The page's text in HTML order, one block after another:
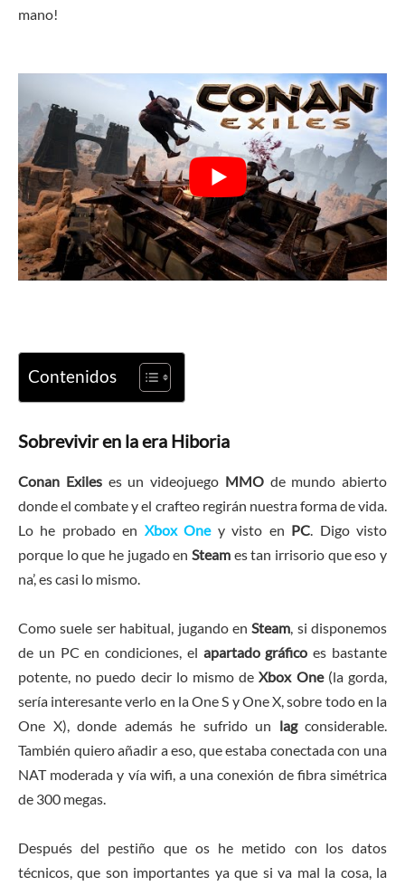
mano!
Contenidos
Sobrevivir en la era Hiboria
Conan Exileses un videojuego MMO de mundo abierto
donde el combate y el crafteo regirán nuestra forma de vida.
Lo he probado en Xbox One y visto en PC . Digo visto
porque lo que he jugado en Steam es tan irrisorio que eso y
na’, es casi lo mismo.
Como suele ser habitual, jugando en Steam , si disponemos
de un PC en condiciones, el apartado gráfico es bastante
potente, no puedo decir lo mismo deXbox One(la gorda,
sería interesante verlo en la One S y One X, sobre todo en la
One X), donde además he sufrido un lag considerable.
También quiero añadir a eso, que estaba conectada con una
NAT moderada y vía wifi, a una conexión de fibra simétrica
de 300 megas.
Después del pestiño que os he metido con los datos
técnicos, que son importantes ya que si va mal la cosa, la